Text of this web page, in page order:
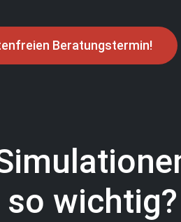
Beratungstermin!
wichtig?